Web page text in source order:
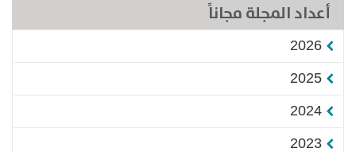
أعداد المجلة مجاناً
2026
2025
2024
2023